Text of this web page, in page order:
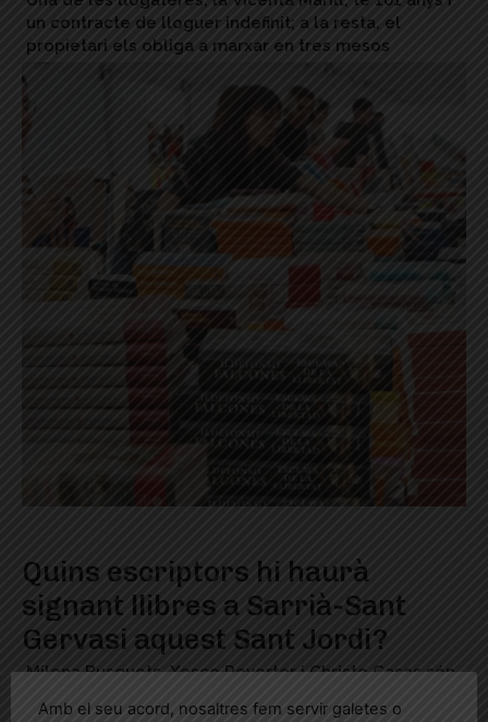
un contracte de lloguer indefinit; a la resta, el
propietari els obliga a marxar en tres mesos
Quins escriptors hi haurà
signant llibres a Sarrià-Sant
Gervasi aquest Sant Jordi?
Milena Busquets, Xesco Reverter i Christo Casas són
exemplars de les seves obres
Amb el seu acord, nosaltres fem servir galetes o